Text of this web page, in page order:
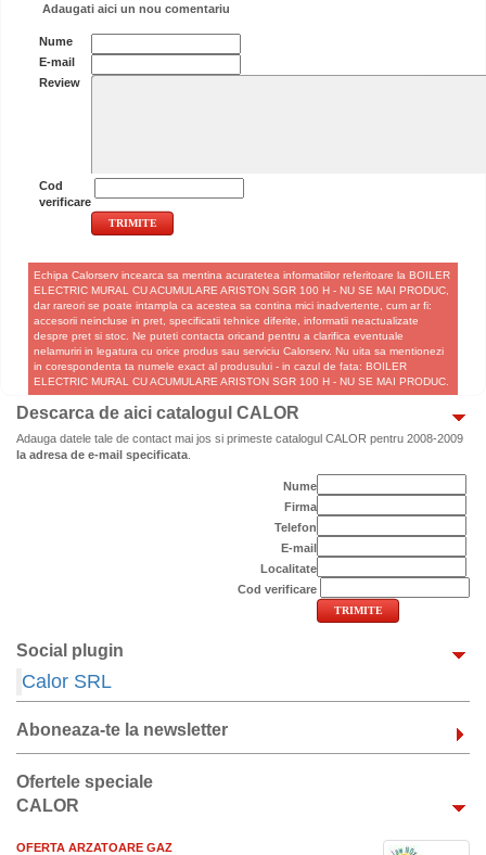
Adaugati aici un nou comentariu
Nume
E-mail
Review
Cod
verificare
Echipa Calorserv incearca sa mentina acuratetea informatiilor referitoare la BOILER
ELECTRIC MURAL CU ACUMULARE ARISTON SGR 100 H - NU SE MAI PRODUC,
dar rareori se poate intampla ca acestea sa contina mici inadvertente, cum ar fi:
accesorii neincluse in pret, specificatii tehnice diferite, informatii neactualizate
despre pret si stoc. Ne puteti contacta oricand pentru a clarifica eventuale
nelamuriri in legatura cu orice produs sau serviciu Calorserv. Nu uita sa mentionezi
in corespondenta ta numele exact al produsului - in cazul de fata: BOILER
ELECTRIC MURAL CU ACUMULARE ARISTON SGR 100 H - NU SE MAI PRODUC.
Descarca de aici catalogul CALOR
Adauga datele tale de contact mai jos si primeste catalogul CALOR pentru 2008-2009
la adresa de e-mail specificata
Nume
Firma
Telefon
E-mail
Localitate
Cod verificare
Social plugin
Calor SRL
Aboneaza-te la newsletter
Ofertele speciale
CALOR
OFERTA ARZATOARE GAZ